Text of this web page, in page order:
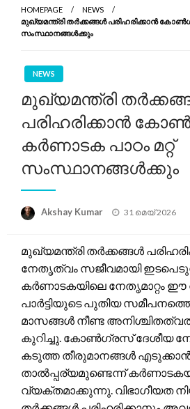
HOMEPAGE
NEWS
മുഖ്യമന്ത്രി തർക്കങ്ങൾ പരിഹരിക്കാൻ
സംസ്ഥാനങ്ങൾക്കും
NEWS
മുഖ്യമന്ത്രി
പരിഹരിക്കാൻ
കർണാടക പാഠം മറ്റ്
സംസ്ഥാനങ്ങൾക്കും
Akshay Kumar
Posted
31 മെയ്‌ 2026
മുഖ്യമന്ത്രി തർക്കങ്ങൾ
നേതൃത്വം സജീവമായി
കർണാടകയിലെ നേതൃമാറ്റം
പാർട്ടിയുടെ പുതിയ
മാസങ്ങൾ നീണ്ട
കുറിച്ചു. കോൺഗ്രസ് ദേശീയ
കടുത്ത തീരുമാനങ്ങൾ
താൽപ്പര്യമുണ്ടെന്ന്
വ്യക്തമാക്കുന്നു. വിഭാഗീയത